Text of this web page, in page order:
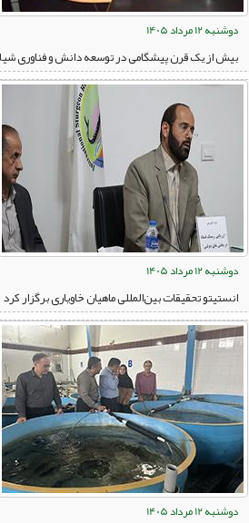
دوشنبه 12 مرداد 1405
بیش از یک قرن پیشگامی در توسعه دانش و فناوری
دوشنبه 12 مرداد 1405
انستیتو تحقیقات بین‌المللی ماهیان خاویاری برگزار کرد
دوشنبه 12 مرداد 1405